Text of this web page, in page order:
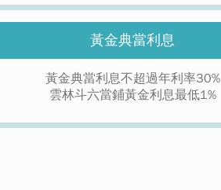
黃金典當利息
黃金典當利息不超過年利率30%
雲林斗六當鋪黃金利息最低1%